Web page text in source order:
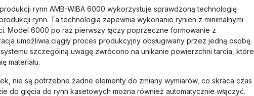
rynn AMB-WIBA 6000 wykorzystuje sprawdzoną technologię
rynn. Ta technologia zapewnia wykonanie rynien z minimalnymi
Model 6000 po raz pierwszy łączy poprzeczne formowanie z
umożliwia ciągły proces produkcyjny obsługiwany przez jedną osobę.
szczególną uwagę zwrócono na unikanie powierzchni tarcia, które
materiału.
nie są potrzebne żadne elementy do zmiany wymiarów, co skraca czas
do gięcia do rynn kasetowych można również automatycznie włączyć.